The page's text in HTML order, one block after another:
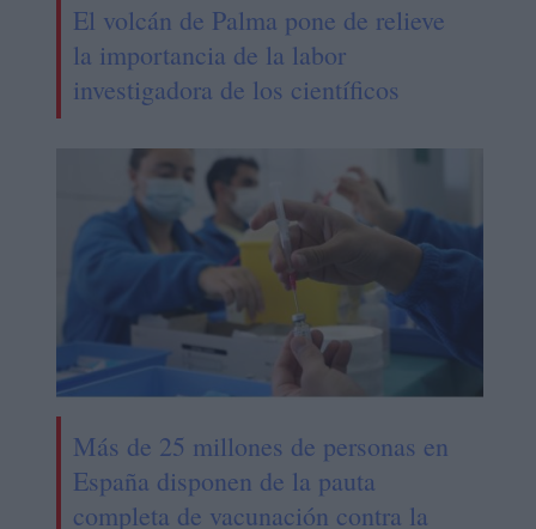
El volcán de Palma pone de relieve
la importancia de la labor
investigadora de los científicos
Más de 25 millones de personas en
España disponen de la pauta
completa de vacunación contra la